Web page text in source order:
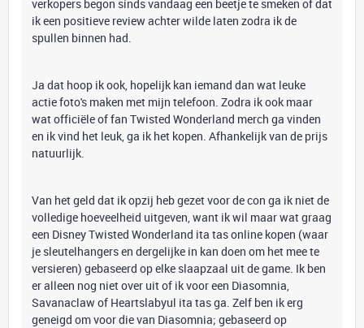
verkopers begon sinds vandaag een beetje te smeken of dat
ik een positieve review achter wilde laten zodra ik de
spullen binnen had.
Ja dat hoop ik ook, hopelijk kan iemand dan wat leuke
actie foto's maken met mijn telefoon. Zodra ik ook maar
wat officiële of fan Twisted Wonderland merch ga vinden
en ik vind het leuk, ga ik het kopen. Afhankelijk van de prijs
natuurlijk.
Van het geld dat ik opzij heb gezet voor de con ga ik niet de
volledige hoeveelheid uitgeven, want ik wil maar wat graag
een Disney Twisted Wonderland ita tas online kopen (waar
je sleutelhangers en dergelijke in kan doen om het mee te
versieren) gebaseerd op elke slaapzaal uit de game. Ik ben
er alleen nog niet over uit of ik voor een Diasomnia,
Savanaclaw of Heartslabyul ita tas ga. Zelf ben ik erg
geneigd om voor die van Diasomnia; gebaseerd op